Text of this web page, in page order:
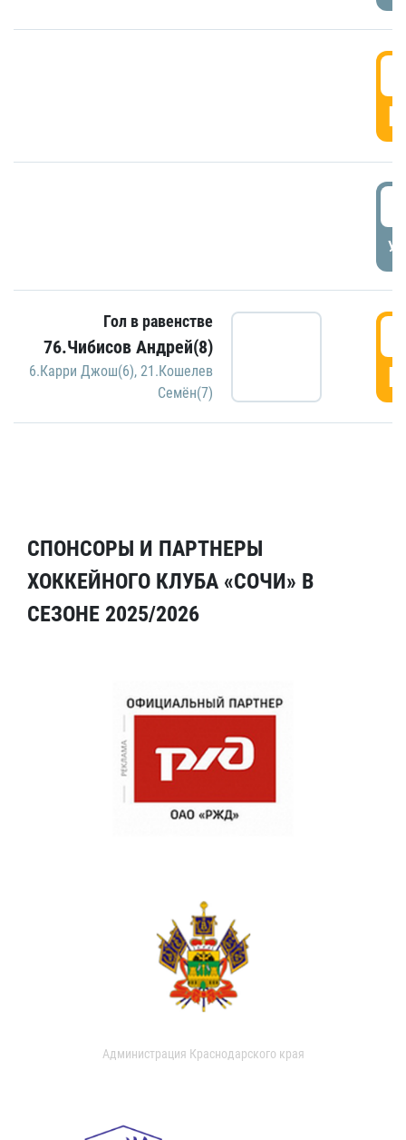
Гол в равенстве
76.Чибисов Андрей(8)
6.Карри Джош(6), 21.Кошелев
Семён(7)
СПОНСОРЫ И ПАРТНЕРЫ
ХОККЕЙНОГО КЛУБА «СОЧИ» В
СЕЗОНЕ 2025/2026
Администрация Краснодарского края